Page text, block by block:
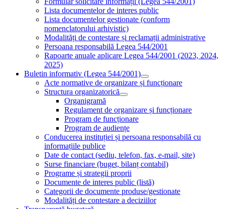
Lista documentelor de interes public
Lista documentelor gestionate (conform
nomenclatorului arhivistic)
Modalități de contestare și reclamații administrative
Persoana responsabilă Legea 544/2001
Rapoarte anuale aplicare Legea 544/2001 (2023, 2024,
2025)
Buletin informativ (Legea 544/2001)
Acte normative de organizare și funcționare
Structura organizatorică
Organigramă
Regulament de organizare și funcționare
Program de funcționare
Program de audiențe
Conducerea instituției și persoana responsabilă cu
informațiile publice
Date de contact (sediu, telefon, fax, e-mail, site)
Surse financiare (buget, bilanț contabil)
Programe și strategii proprii
Documente de interes public (listă)
Categorii de documente produse/gestionate
Modalități de contestare a deciziilor